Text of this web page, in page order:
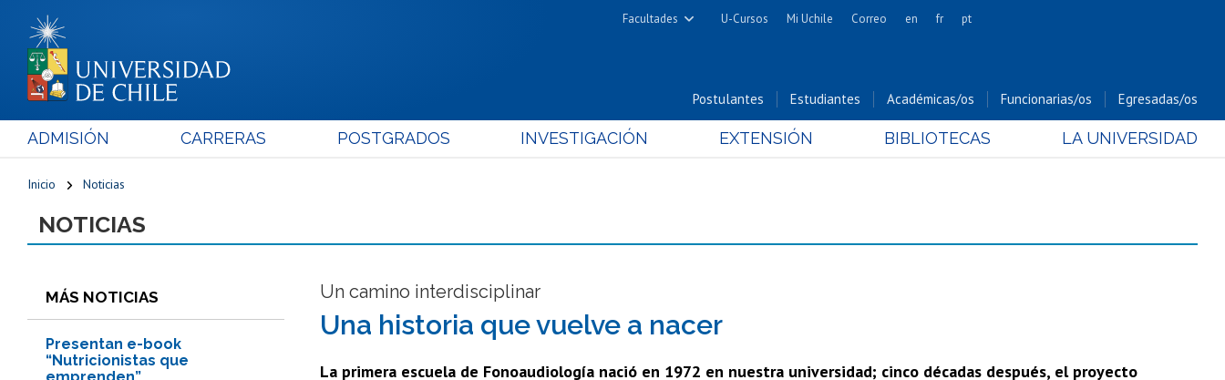
Facultades
Cs. Físicas y Matemáticas
Cs. Forestales y Conservación
Cs. Químicas y Farmacéuticas
Cs. Sociales
U-Cursos Mi Uchile Correo en fr pt
Postulantes Estudiantes Académicas/os Funcionarias/os Egresadas/os
ADMISIÓN CARRERAS POSTGRADOS INVESTIGACIÓN EXTENSIÓN BIBLIOTECAS LA UNIVERSIDAD
Inicio Noticias
NOTICIAS
MÁS NOTICIAS
Presentan e-book
“Nutricionistas que
emprenden”
Un camino interdisciplinar
Una historia que vuelve a nacer
La primera escuela de Fonoaudiología nació en 1972 en nuestra universidad; cinco décadas después, el proyecto